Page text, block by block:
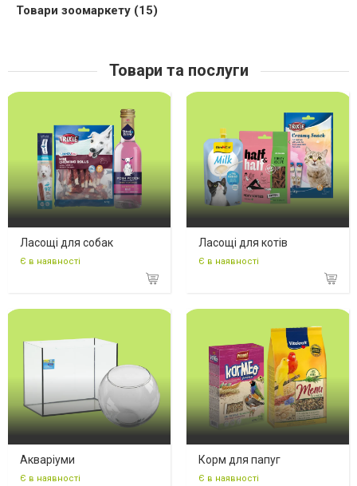
Товари зоомаркету (15)
Товари та послуги
Ласощі для собак
Є в наявності
Ласощі для котів
Є в наявності
Акваріуми
Є в наявності
Корм для папуг
Є в наявності